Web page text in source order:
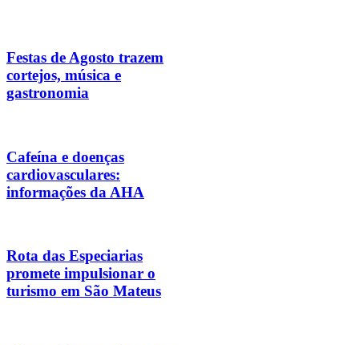
Festas de Agosto trazem
cortejos, música e
gastronomia
Cafeína e doenças
cardiovasculares:
informações da AHA
Rota das Especiarias
promete impulsionar o
turismo em São Mateus